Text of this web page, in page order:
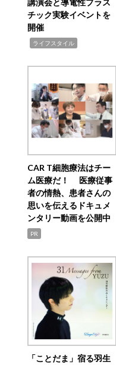
講演会と導電性プラス
チック実験イベントを
開催
ライフスタイル
CAR T細胞療法はチー
ム医療だ！ 医療従事
者の情熱、患者さんの
思いを伝えるドキュメ
ンタリー動画を公開中
PR
「ことだま」宿る羽生